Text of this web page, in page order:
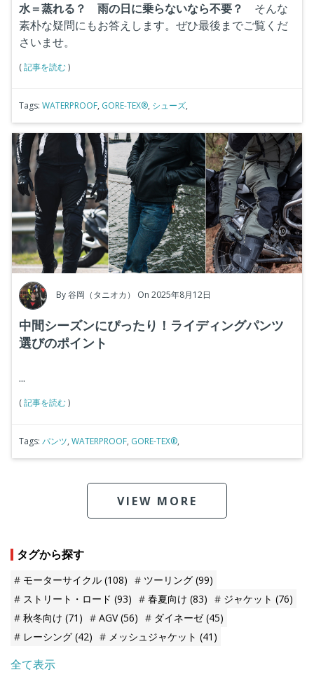
水＝蒸れる？
雨の日に乗らないなら不要？
そんな
素朴な疑問にもお答えします。ぜひ最後までご覧くだ
さいませ。
(記事を読む)
Tags: WATERPROOF, GORE-TEX®, シューズ,
By谷岡（タニオカ） On 2025年8月12日
中間シーズンにぴったり！ライディングパンツ
選びのポイント
...
(記事を読む)
Tags: パンツ, WATERPROOF, GORE-TEX®,
VIEW MORE
タグから探す
モーターサイクル (108) ツーリング (99)
ストリート・ロード (93) 春夏向け (83) ジャケット (76)
秋冬向け (71) AGV(56) ダイネーゼ(45)
レーシング (42) メッシュジャケット (41)
全て表示